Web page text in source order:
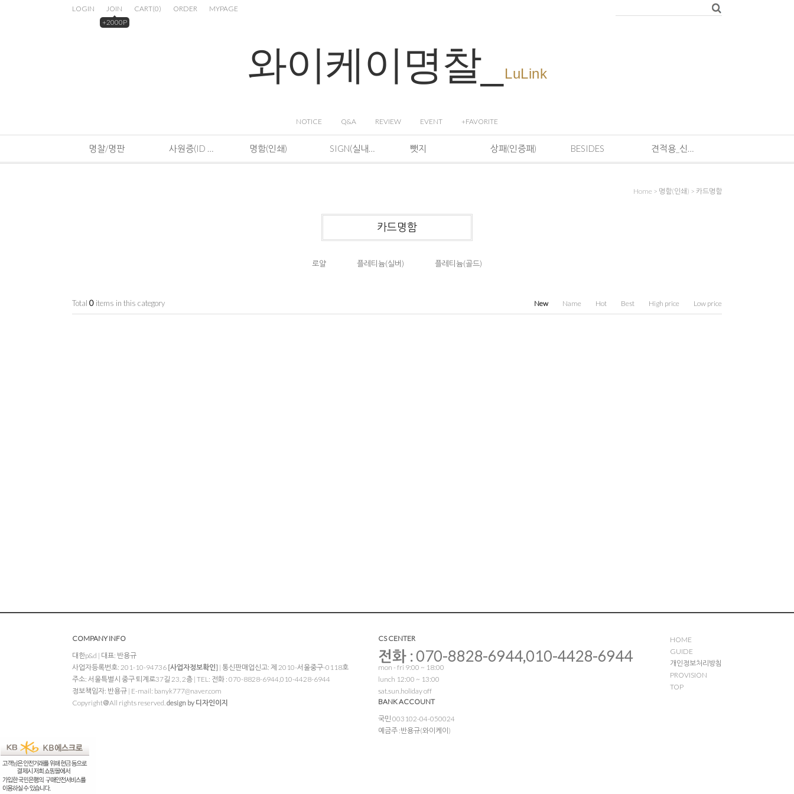
LOGIN
JOIN
+2000P
CART(0) ORDER MYPAGE
와이케이명찰_ LuLink
NOTICE Q&A REVIEW EVENT +FAVORITE
명찰/명판 사원증(ID CARD) 명함(인쇄) SIGN(실내현판) 뺏지 상패(인증패) BESIDES 견적용_신용결제
Home > 명함(인쇄) > 카드명함
카드명함
로얄 플레티늄(실버) 플레티늄(골드)
Total 0 items in this category New Name Hot Best High price Low price
COMPANY INFO
대한p&d | 대표: 반용규
사업자등록번호: 201-10-94736 [사업자정보확인] | 통신판매업신고: 제 2010-서울중구-0118호
주소: 서울특별시 중구 퇴계로37길 23, 2층 | TEL: 전화 : 070-8828-6944,010-4428-6944
정보책임자: 반용규 | E-mail: banyk777@naver.com
Copyright＠All rights reserved.design by 디자인이지
CS CENTER
전화 : 070-8828-6944,010-4428-6944
mon - fri 9:00 ~ 18:00
lunch 12:00 ~ 13:00
sat.sun.holiday off
BANK ACCOUNT
국민 003102-04-050024
예금주 :반용규(와이케이)
HOME
GUIDE
개인정보처리방침
PROVISION
TOP